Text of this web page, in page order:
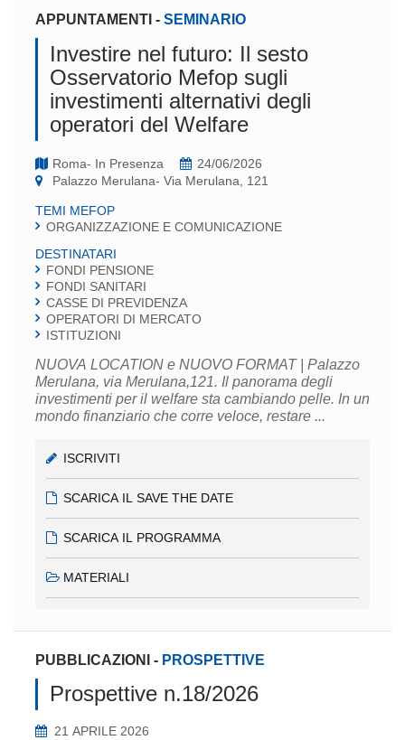
APPUNTAMENTI - SEMINARIO
Investire nel futuro: Il sesto
Osservatorio Mefop sugli
investimenti alternativi degli
operatori del Welfare
Roma- In Presenza
24/06/2026
Palazzo Merulana- Via Merulana, 121
TEMI MEFOP
ORGANIZZAZIONE E COMUNICAZIONE
DESTINATARI
FONDI PENSIONE
FONDI SANITARI
CASSE DI PREVIDENZA
OPERATORI DI MERCATO
ISTITUZIONI
NUOVA LOCATION e NUOVO FORMAT | Palazzo
Merulana, via Merulana,121. Il panorama degli
investimenti per il welfare sta cambiando pelle. In un
mondo finanziario che corre veloce, restare ...
ISCRIVITI
SCARICA IL SAVE THE DATE
SCARICA IL PROGRAMMA
MATERIALI
PUBBLICAZIONI - PROSPETTIVE
Prospettive n.18/2026
21 APRILE 2026